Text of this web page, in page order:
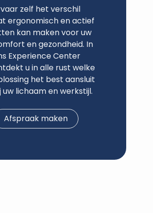
zelf het verschil
ergonomisch en actief
kan maken voor uw
en gezondheid. In
Experience Center
u in alle rust welke
het best aansluit
uw lichaam en werkstijl.
Afspraak maken